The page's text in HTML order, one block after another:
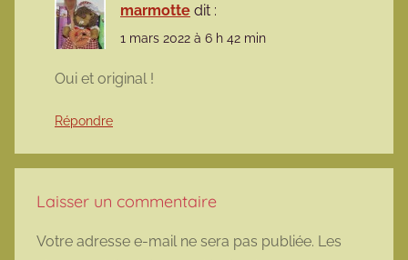
marmotte dit :
1 mars 2022 à 6 h 42 min
Oui et original !
Répondre
Laisser un commentaire
Votre adresse e-mail ne sera pas publiée. Les